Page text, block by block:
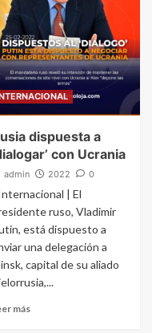
dispuesta a
con Ucrania
admin 2022 0
| El
ruso, Vladimir
está dispuesto a
una delegación a
capital de su aliado
más